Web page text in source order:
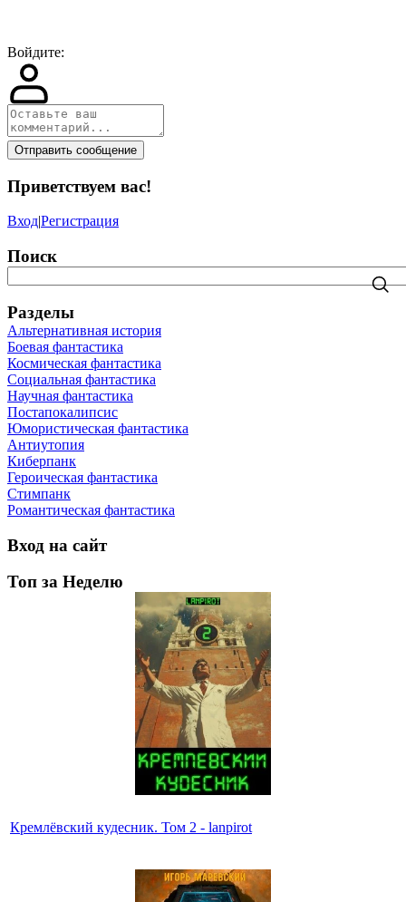
Войдите:
Отправить сообщение
Приветствуем вас!
Вход|Регистрация
Поиск
Разделы
Альтернативная история
Боевая фантастика
Космическая фантастика
Социальная фантастика
Научная фантастика
Постапокалипсис
Юмористическая фантастика
Антиутопия
Киберпанк
Героическая фантастика
Стимпанк
Романтическая фантастика
Вход на сайт
Топ за Неделю
Кремлёвский кудесник. Том 2 - lanpirot